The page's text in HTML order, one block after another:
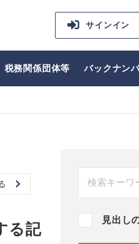
サインイン
税務関係団体等 バックナン
る記
見出し